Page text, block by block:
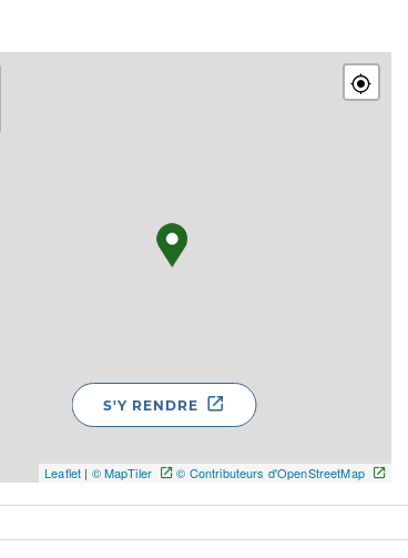
Leaflet | © MapTiler © Contributeurs d'OpenStreetMap
S'Y RENDRE